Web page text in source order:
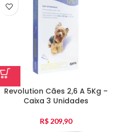
Revolution Cães 2,6 A 5Kg –
Caixa 3 Unidades
R$ 209,90